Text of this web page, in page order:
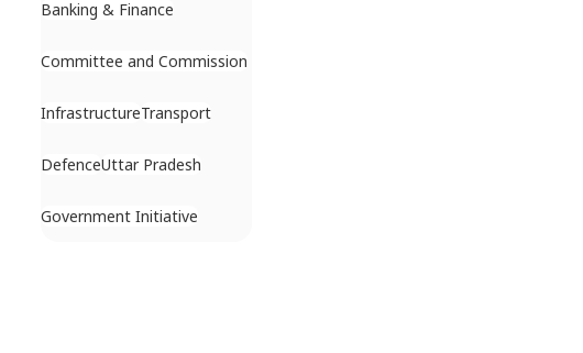
Banking & Finance
Committee and Commission
InfrastructureTransport
DefenceUttar Pradesh
Government Initiative